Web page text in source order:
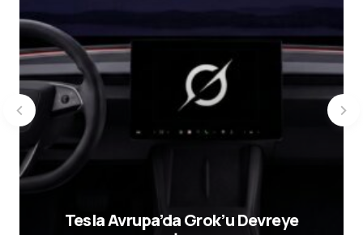
Tesla Avrupa’da Grok’u Devreye